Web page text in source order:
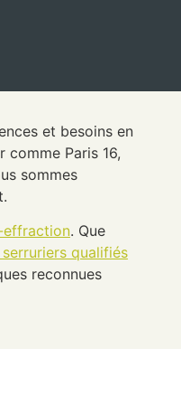
et besoins en
Paris 16,
sommes
effraction. Que
serruriers qualifiés
reconnues